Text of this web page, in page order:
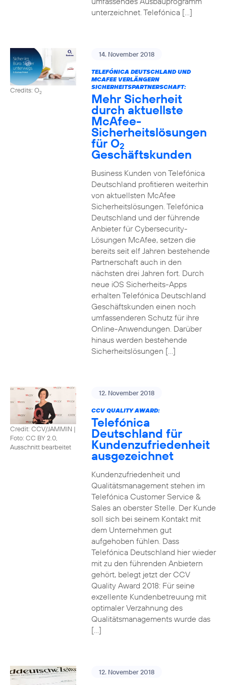
unterzeichnet. Telefónica […]
Credits: O2
14. November 2018
TELEFÓNICA DEUTSCHLAND UND
MCAFEE VERLÄNGERN
SICHERHEITSPARTNERSCHAFT:
Mehr Sicherheit
durch aktuellste
McAfee-
Sicherheitslösungen
für O2
Geschäftskunden
Business Kunden von Telefónica
Deutschland profitieren weiterhin
von aktuellsten McAfee
Sicherheitslösungen. Telefónica
Deutschland und der führende
Anbieter für Cybersecurity-
Lösungen McAfee, setzen die
bereits seit elf Jahren bestehende
Partnerschaft auch in den
nächsten drei Jahren fort. Durch
neue iOS Sicherheits-Apps
erhalten Telefónica Deutschland
Geschäftskunden einen noch
umfassenderen Schutz für ihre
Online-Anwendungen. Darüber
hinaus werden bestehende
Sicherheitslösungen […]
Credit: CCV/JAMMIN |
Foto: CC BY 2.0,
Ausschnitt bearbeitet
12. November 2018
CCV QUALITY AWARD:
Telefónica
Deutschland für
Kundenzufriedenheit
ausgezeichnet
Kundenzufriedenheit und
Qualitätsmanagement stehen im
Telefónica Customer Service &
Sales an oberster Stelle. Der Kunde
soll sich bei seinem Kontakt mit
dem Unternehmen gut
aufgehoben fühlen. Dass
Telefónica Deutschland hier wieder
mit zu den führenden Anbietern
gehört, belegt jetzt der CCV
Quality Award 2018: Für seine
exzellente Kundenbetreuung mit
optimaler Verzahnung des
Qualitätsmanagements wurde das
[…]
12. November 2018